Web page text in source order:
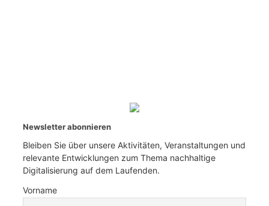
Newsletter abonnieren
Bleiben Sie über unsere Aktivitäten, Veranstaltungen und
relevante Entwicklungen zum Thema nachhaltige
Digitalisierung auf dem Laufenden.
Vorname